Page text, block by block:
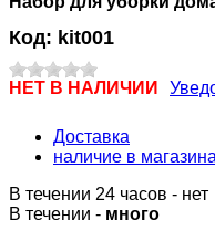
Код: kit001
НЕТ В НАЛИЧИИ
Доставка
наличие в
В течении 24 часов - нет
В течении - много